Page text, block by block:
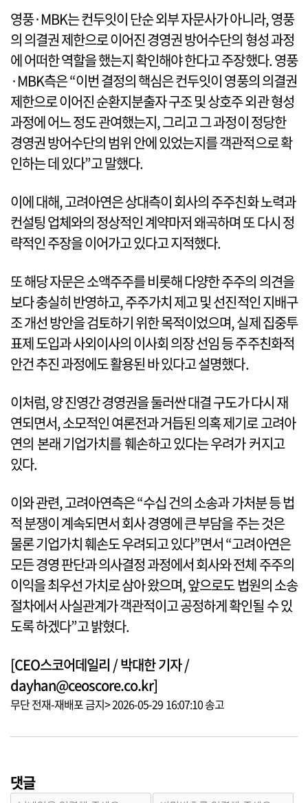
영풍·MBK는 컨두잇이 단순 외부 자문사가 아니라, 영풍
의 의결권 제한으로 이어진 경영권 방어수단의 형성 과정
에 어떠한 역할을 했는지 확인해야 한다고 주장했다. 영풍
·MBK측은 “이번 결정의 핵심은 컨두잇이 영풍의 의결권
제한으로 이어진 순환지분출자 구조 및 상호주 외관 형성
과정에 어느 정도 관여했는지, 그리고 그 과정이 정당한
경영권 방어수단의 범위 안에 있었는지를 객관적으로 확
인하는 데 있다”고 말했다.
이에 대해, 고려아연은 상대측이 회사의 주주친화 노력과
컨설팅 업체와의 정상적인 계약마저 왜곡하며 또 다시 정
략적인 주장을 이어가고 있다고 지적했다.
또 해당 자문은 소액주주를 비롯해 다양한 주주의 의견을
보다 충실히 반영하고, 주주가치 제고 및 선진적인 지배구
조 개선 방안을 검토하기 위한 목적이었으며, 실제 집중투
표제 도입과 사외이사의 이사회 의장 선임 등 주주친화적
안건 추진 과정에도 활용된 바 있다고 설명했다.
이처럼, 양 진영간 경영권을 둘러싼 대결 구도가 다시 재
연되면서, 소모적인 여론전과 거듭된 의혹 제기로 고려아
연의 본래 기업가치를 훼손하고 있다는 우려가 커지고
있다.
이와 관련, 고려아연측은 “수십 건의 소송과 가처분 등 법
적 분쟁이 계속되면서 회사 경영에 큰 부담을 주는 것은
물론 기업가치 훼손도 우려되고 있다”면서 “고려아연은
모든 경영 판단과 의사결정 과정에서 회사와 전체 주주의
이익을 최우선 가치로 삼아 왔으며, 앞으로도 법원의 소송
절차에서 사실관계가 객관적이고 공정하게 확인될 수 있
도록 하겠다”고 밝혔다.
[CEO스코어데일리 / 박대한 기자 /
dayhan@ceoscore.co.kr]
무단 전재-재배포 금지> 2026-05-29 16:07:10 송고
댓글